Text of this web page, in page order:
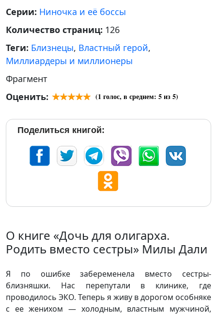
Серии: Ниночка и её боссы
Количество страниц: 126
Теги: Близнецы, Властный герой,
Миллиардеры и миллионеры
Фрагмент
Оценить:
(1 голос, в среднем: 5из 5)
Поделиться книгой:
О книге «Дочь для олигарха.
Родить вместо сестры» Милы Дали
Я по ошибке забеременела вместо сестры-
близняшки. Нас перепутали в клинике, где
проводилось ЭКО. Теперь я живу в дорогом особняке
с ее женихом — холодным, властным мужчиной,